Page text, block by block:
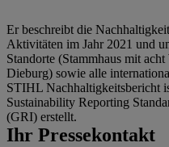
Er beschreibt die
Aktivitäten im Jahr 2021 und
Standorte (Stammhaus mit
Dieburg) sowie alle
STIHL Nachhaltigkeitsbericht
Sustainability Reporting
(GRI) erstellt.
Ihr Pressekontakt